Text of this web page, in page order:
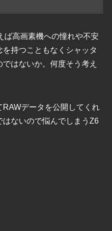
ば高画素機への憧れや不安
持つこともなくシャッタ
はないか。何度そう考え
データを公開してくれ
ないので悩んでしまうZ6